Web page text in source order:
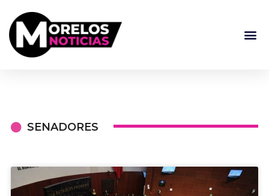
SENADORES